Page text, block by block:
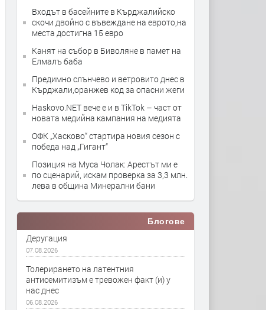
Входът в басейните в Кърджалийско
скочи двойно с въвеждане на еврото,на
места достигна 15 евро
Канят на събор в Биволяне в памет на
Елмалъ баба
Предимно слънчево и ветровито днес в
Кърджали,оранжев код за опасни жеги
Haskovo.NET вече е и в TikTok – част от
новата медийна кампания на медията
ОФК „Хасково“ стартира новия сезон с
победа над „Гигант“
Позиция на Муса Чолак: Арестът ми е
по сценарий, искам проверка за 3,3 млн.
лева в община Минерални бани
Блогове
Деругация
07.08.2026
Толерирането на латентния
антисемитизъм е тревожен факт (и) у
нас днес
06.08.2026